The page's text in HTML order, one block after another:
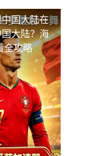
国大陆在
大陆？海
全攻略